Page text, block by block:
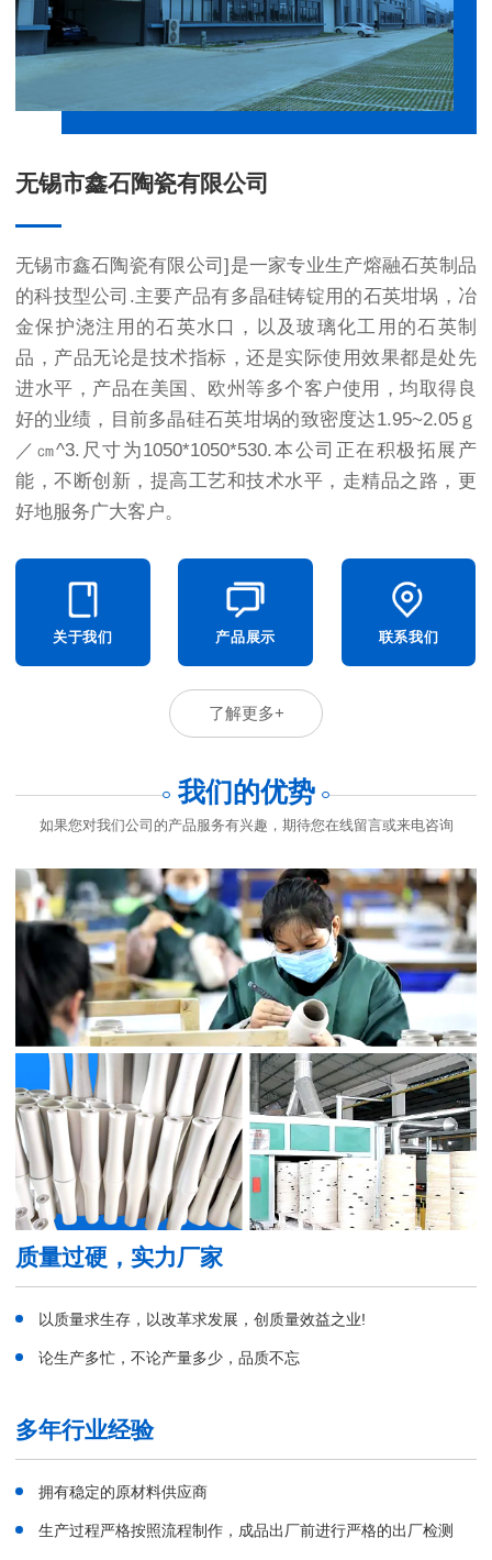
无锡市鑫石陶瓷有限公司
无锡市鑫石陶瓷有限公司]是一家专业生产熔融石英制品
的科技型公司.主要产品有多晶硅铸锭用的石英坩埚 ，冶
金保护浇注用的石英水口，以及玻璃化工用的石英制
品，产品无论是技术指标，还是实际使用效果都是处先
进水平，产品在美国、欧州等多个客户使用，均取得良
好的业绩，目前多晶硅石英坩埚的致密度达1.95~2.05ｇ
／㎝^3.尺寸为1050*1050*530.本公司正在积极拓展产
能，不断创新，提高工艺和技术水平，走精品之路，更
好地服务广大客户。
关于我们 产品展示 联系我们
了解更多+
我们的优势
如果您对我们公司的产品服务有兴趣，期待您在线留言或来电咨询
质量过硬，实力厂家
以质量求生存，以改革求发展，创质量效益之业!
论生产多忙，不论产量多少，品质不忘
多年行业经验
拥有稳定的原材料供应商
生产过程严格按照流程制作，成品出厂前进行严格的出厂检测